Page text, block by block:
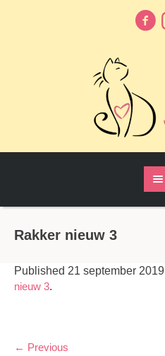
Rakker nieuw 3
Published 21 september 2019
nieuw 3.
← Previous